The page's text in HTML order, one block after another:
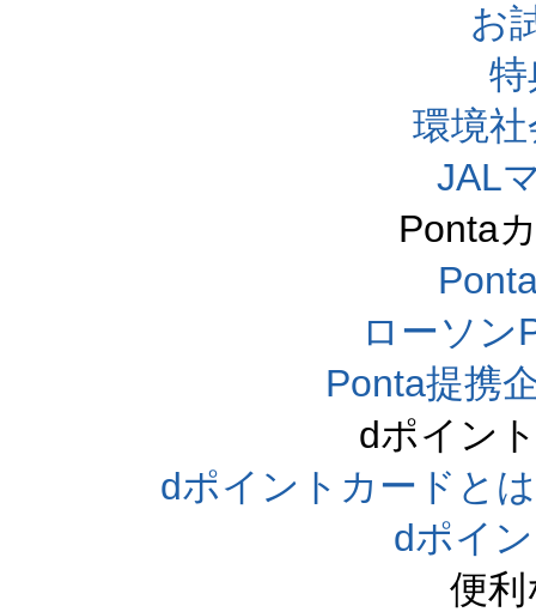
お
環境
JAL
Ponta
ローソン
Ponta提携
dポイン
dポイントカードと
dポイ
便